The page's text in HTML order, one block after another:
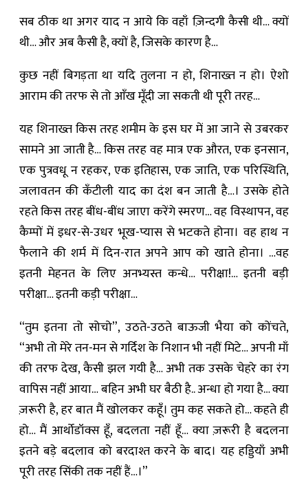
सब ठीक था अगर याद न आये कि वहाँ ज़िन्दगी कैसी थी… क्यों
थी… और अब कैसी है, क्यों है, जिसके कारण है…
कुछ नहीं बिगड़ता था यदि तुलना न हो, शिनाख्त न हो। ऐशो
आराम की तरफ से तो आँख मूँदी जा सकती थी पूरी तरह…
यह शिनाख्त किस तरह शमीम के इस घर में आ जाने से उबरकर
सामने आ जाती है… किस तरह वह मात्र एक औरत, एक इनसान,
एक पुत्रवधू न रहकर, एक इतिहास, एक जाति, एक परिस्थिति,
जलावतन की कँटीली याद का दंश बन जाती है…। उसके होते
रहते किस तरह बींध-बींध जाएा करेंगे स्मरण… वह विस्थापन, वह
कैम्पों में इधर-से-उधर भूख-प्यास से भटकते होना। वह हाथ न
फैलाने की शर्म में दिन-रात अपने आप को खाते होना। …वह
इतनी मेहनत के लिए अनभ्यस्त कन्धे… परीक्षा!… इतनी बड़ी
परीक्षा… इतनी कड़ी परीक्षा…
“तुम इतना तो सोचो”, उठते-उठते बाऊजी भैया को कोंचते,
“अभी तो मेरे तन-मन से गर्दिश के निशान भी नहीं मिटे… अपनी माँ
की तरफ देख, कैसी झल गयी है… अभी तक उसके चेहरे का रंग
वापिस नहीं आया… बहिन अभी घर बैठी है.. अन्धा हो गया है… क्या
ज़रूरी है, हर बात मैं खोलकर कहूँ। तुम कह सकते हो… कहते ही
हो… मैं आर्थोडॉक्स हूँ, बदलता नहीं हूँ… क्या ज़रूरी है बदलना
इतने बड़े बदलाव को बरदाश्त करने के बाद। यह हड्डियाँ अभी
पूरी तरह सिंकी तक नहीं हैं…।”